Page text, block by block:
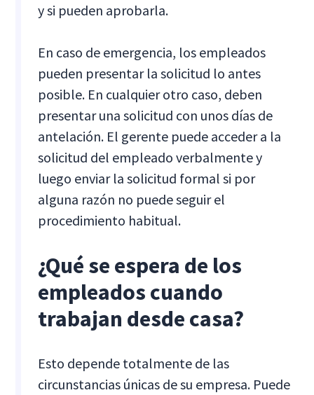
y si pueden aprobarla.
En caso de emergencia, los empleados
pueden presentar la solicitud lo antes
posible. En cualquier otro caso, deben
presentar una solicitud con unos días de
antelación. El gerente puede acceder a la
solicitud del empleado verbalmente y
luego enviar la solicitud formal si por
alguna razón no puede seguir el
procedimiento habitual.
¿Qué se espera de los
empleados cuando
trabajan desde casa?
Esto depende totalmente de las
circunstancias únicas de su empresa. Puede